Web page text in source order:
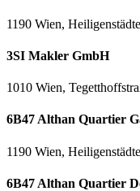
1190 Wien,
3SI Makler GmbH
1010 Wien,
6B47 Althan Quartier
1190 Wien,
6B47 Althan Quartier